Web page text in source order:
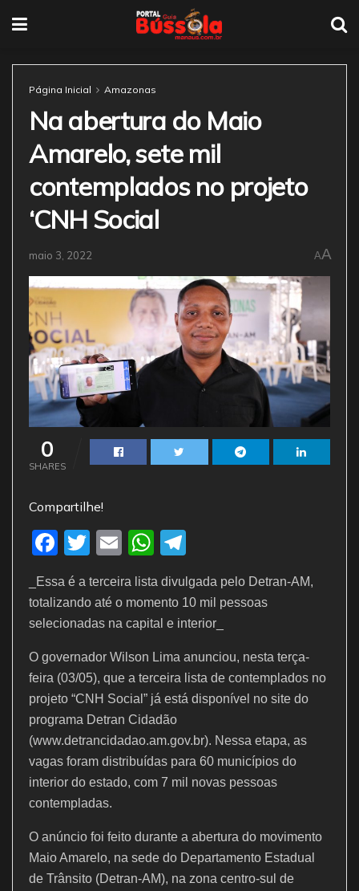
Página Inicial Amazonas
Na abertura do Maio
Amarelo, sete mil
contemplados no projeto
‘CNH Social
maio 3, 2022 AA
0
SHARES
Compartilhe!
F
a
c
e
o
o
k
T
itt
er
E
m
ai
l
W
h
at
s
A
p
p
el
e
gr
m
_Essa é a terceira lista divulgada pelo Detran-AM,
totalizando até o momento 10 mil pessoas
selecionadas na capital e interior_
O governador Wilson Lima anunciou, nesta terça-
feira (03/05), que a terceira lista de contemplados no
projeto “CNH Social” já está disponível no site do
programa Detran Cidadão
(www.detrancidadao.am.gov.br). Nessa etapa, as
vagas foram distribuídas para 60 municípios do
interior do estado, com 7 mil novas pessoas
contempladas.
O anúncio foi feito durante a abertura do movimento
Maio Amarelo, na sede do Departamento Estadual
de Trânsito (Detran-AM), na zona centro-sul de